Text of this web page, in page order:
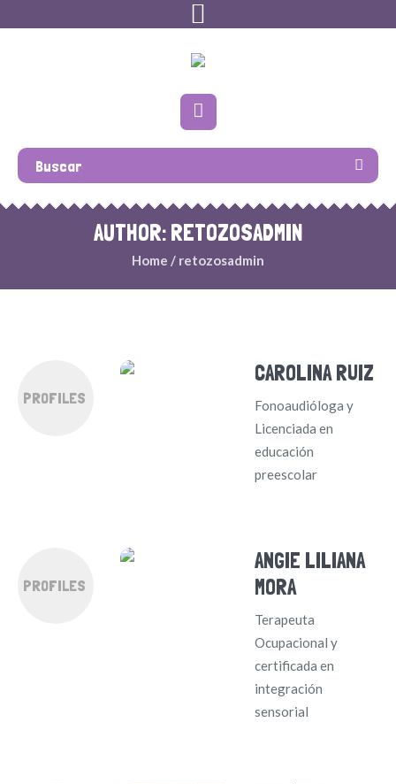
AUTHOR:RETOZOSADMIN
Home / retozosadmin
PROFILES
CAROLINA RUIZ
Fonoaudióloga y
Licenciada en
educación
preescolar
PROFILES
ANGIE LILIANA
MORA
Terapeuta
Ocupacional y
certificada en
integración
sensorial